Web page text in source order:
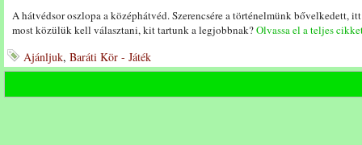
A hátvédsor oszlopa a középhátvéd. Szerencsére a történelmünk bővelkedett,
most közülük kell választani, kit tartunk a legjobbnak?Olvassa el a teljes
Ajánljuk, Baráti Kör - Játék